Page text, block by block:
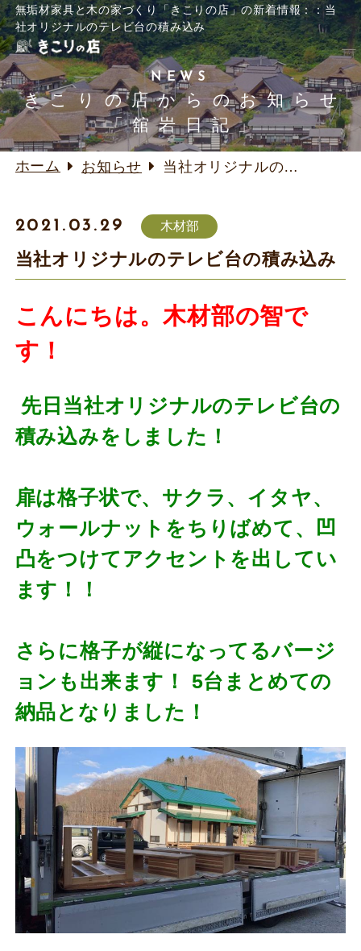
無垢材家具と木の家づくり「きこりの店」の新着情報：：当
社オリジナルのテレビ台の積み込み
NEWS
きこりの店からのお知らせ
「舘岩日記」
ホーム お知らせ 当社オリジナルのテレビ台の積み込み
2021.03.29 木材部
当社オリジナルのテレビ台の積み込み
こんにちは。木材部の智で
す！
先日当社オリジナルのテレビ台の
積み込みをしました！
扉は格子状で、サクラ、イタヤ、
ウォールナットをちりばめて、凹
凸をつけてアクセントを出してい
ます！！
さらに格子が縦になってるバージ
ョンも出来ます！ 5台まとめての
納品となりました！